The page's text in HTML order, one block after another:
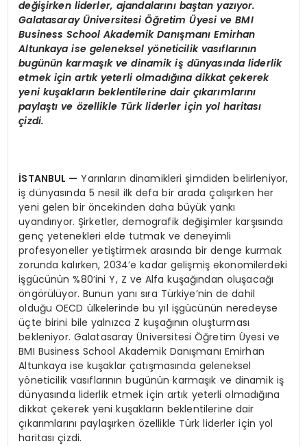
değişirken liderler, ajandalarını baştan yazıyor.
Galatasaray Üniversitesi ÖğretimÜyesi ve BMI
Business School Akademik Danışmanı Emirhan
Altunkaya ise geleneksel yöneticilik vasıflarının
bugünün karmaşık ve dinamik iş dünyasında liderlik
etmek için artık yeterli olmadığına dikkat çekerek
yeni kuşakların beklentilerine dair çıkarımlarını
paylaştıve özellikle Türk liderler için yol haritası
çizdi.
İSTANBUL — Yarınların dinamikleri şimdiden belirleniyor,
iş dünyasında 5 nesil ilk defa bir arada çalışırken her
yeni gelen bir öncekinden daha büyük yankı
uyandırıyor. Şirketler, demografik değişimler karşısında
genç yetenekleri elde tutmak ve deneyimli
profesyoneller yetiştirmek arasında bir denge kurmak
zorunda kalırken, 2034’e kadar gelişmiş ekonomilerdeki
işgücünün %80’ini Y, Z ve Alfa kuşağından oluşacağı
öngörülüyor. Bunun yanı sıra Türkiye’nin de dahil
olduğu OECD ülkelerinde bu yıl işgücünün neredeyse
üçte birini bile yalnızca Z kuşağının oluşturması
bekleniyor. Galatasaray Üniversitesi Öğretim Üyesi ve
BMI Business School Akademik Danışmanı Emirhan
Altunkaya ise kuşaklar çatışmasında geleneksel
yöneticilik vasıflarının bugünün karmaşık ve dinamik iş
dünyasında liderlik etmek için artık yeterli olmadığına
dikkat çekerek yeni kuşakların beklentilerine dair
çıkarımlarını paylaşırken özellikle Türk liderler için yol
haritası çizdi.